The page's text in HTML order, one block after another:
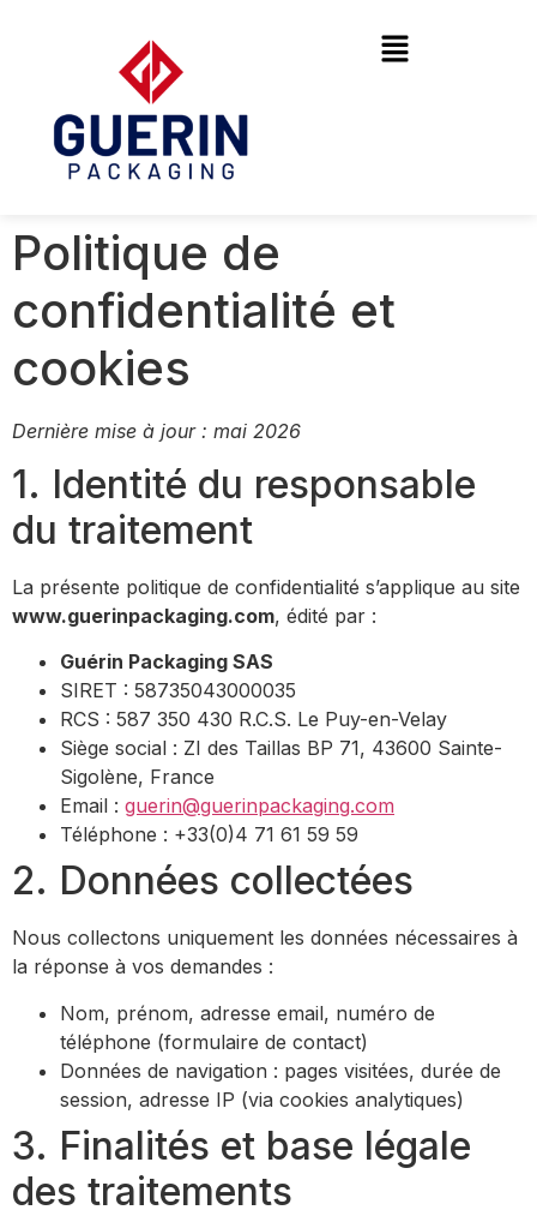
Politique de
confidentialité et
cookies
Dernière mise à jour : mai 2026
1. Identité du responsable
du traitement
La présente politique de confidentialité s’applique au site
www.guerinpackaging.com, édité par :
Guérin Packaging SAS
SIRET : 58735043000035
RCS : 587 350 430 R.C.S. Le Puy-en-Velay
Siège social : ZI des Taillas BP 71, 43600 Sainte-
Sigolène, France
Email : guerin@guerinpackaging.com
Téléphone : +33(0)4 71 61 59 59
2. Données collectées
Nous collectons uniquement les données nécessaires à
la réponse à vos demandes :
Nom, prénom, adresse email, numéro de
téléphone (formulaire de contact)
Données de navigation : pages visitées, durée de
session, adresse IP (via cookies analytiques)
3. Finalités et base légale
des traitements